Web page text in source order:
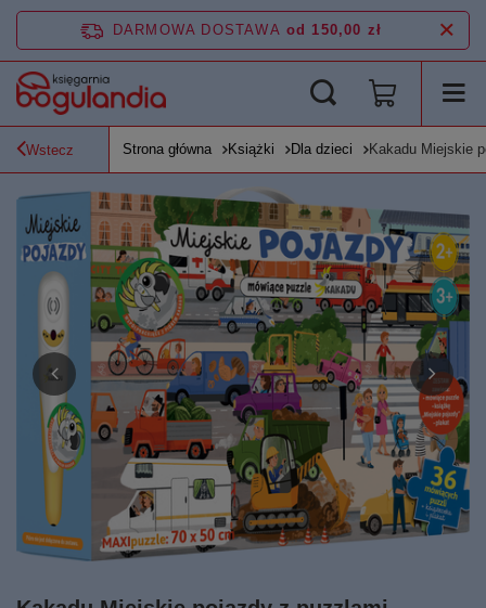
DARMOWA DOSTAWA od 150,00 zł
Wstecz Strona główna Książki Dla dzieci Kakadu Miejskie